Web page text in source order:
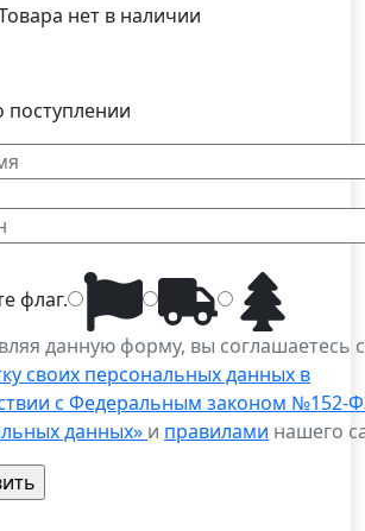
нет в наличии
поступлении
флаг.
данную форму, вы соглашаетесь
своих персональных данных в
с Федеральным законом №152-
данных» и правилами нашего